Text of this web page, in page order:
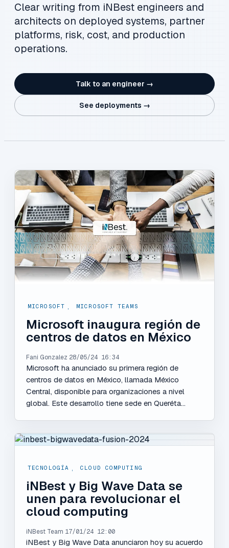
Clear writing from iNBest engineers and
architects on deployed systems, partner
platforms, risk, cost, and production
operations.
Talk to an engineer →
See deployments →
MICROSOFT MICROSOFT TEAMS
Microsoft inaugura región de
centros de datos en México
Fani Gonzalez 28/05/24 16:34
Microsoft ha anunciado su primera región de
centros de datos en México, llamada México
Central, disponible para organizaciones a nivel
global. Este desarrollo tiene sede en Queréta...
TECNOLOGÍA CLOUD COMPUTING
iNBest y Big Wave Data se
unen para revolucionar el
cloud computing
iNBest Team 17/01/24 12:00
iNBest y Big Wave Data anunciaron hoy su acuerdo